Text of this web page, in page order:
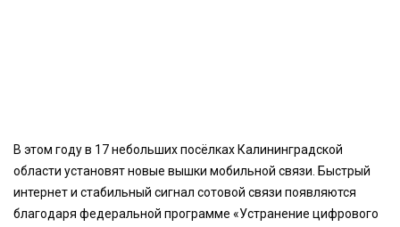
В этом году в 17 небольших посёлках Калининградской
области установят новые вышки мобильной связи. Быстрый
интернет и стабильный сигнал сотовой связи появляются
благодаря федеральной программе «Устранение цифрового